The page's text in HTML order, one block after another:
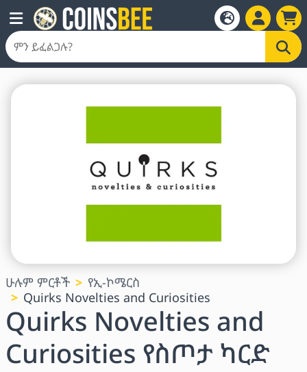
ሁሉም ምርቶች
የኢ-ኮሜርስ
Quirks Novelties and Curiosities
Quirks Novelties and
Curiosities የስጦታ ካርድ